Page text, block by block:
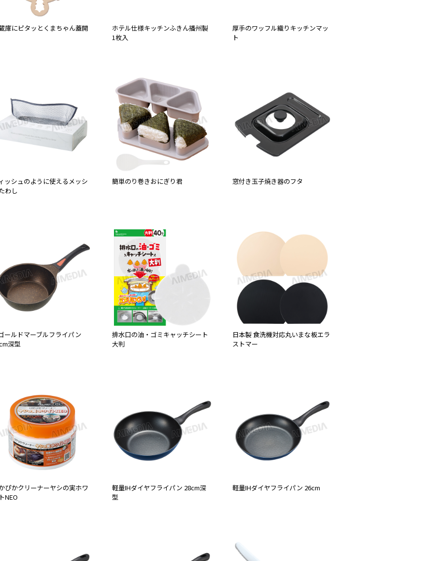
庫にピタッとくまちゃん蓋開
ホテル仕様キッチンふきん播州製
1枚入
厚手のワッフル織りキッチンマッ
ト
ッシュのように使えるメッシ
わし
簡単のり巻きおにぎり君 窓付き玉子焼き器のフタ
ールドマーブルフライパン
深型
排水口の油・ゴミキャッチシート
大判
日本製 食洗機対応丸いまな板エラ
ストマー
ぴかクリーナーヤシの実ホワ
NEO
軽量IHダイヤフライパン 28cm深
型
軽量IHダイヤフライパン 26cm